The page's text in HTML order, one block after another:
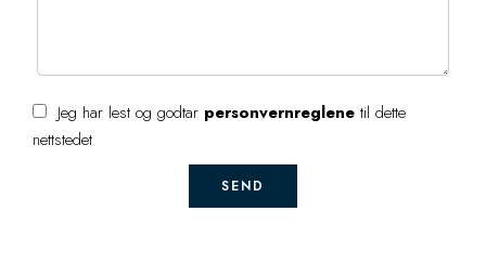
Jeg har lest og godtar personvernreglene til dette
nettstedet
SEND